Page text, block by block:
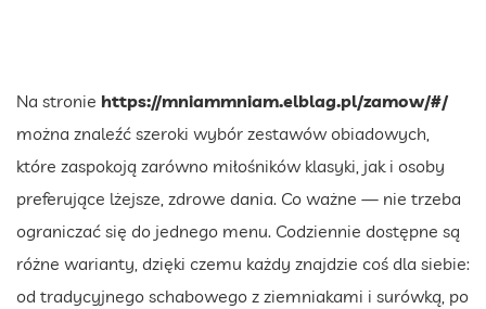
Na stronie https://mniammniam.elblag.pl/zamow/#/
można znaleźć szeroki wybór zestawów obiadowych,
które zaspokoją zarówno miłośników klasyki, jak i osoby
preferujące lżejsze, zdrowe dania. Co ważne — nie trzeba
ograniczać się do jednego menu. Codziennie dostępne są
różne warianty, dzięki czemu każdy znajdzie coś dla siebie:
od tradycyjnego schabowego z ziemniakami i surówką, po